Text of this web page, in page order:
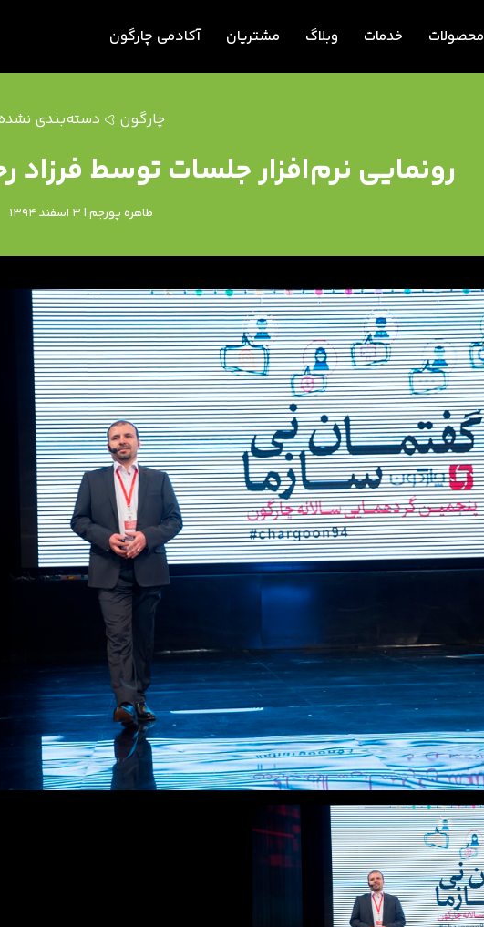
محصولات خدمات وبلاگ مشتریان آکادمی چارگون
چارگون دسته‌بندی
رونمایی نرم‌افزار جلسات توسط فرزاد
طاهره پورجم | 3 اسفند 1394